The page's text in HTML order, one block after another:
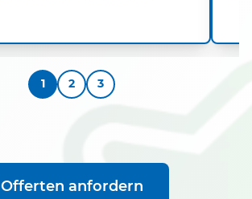
1 2 3
Offerten anfordern